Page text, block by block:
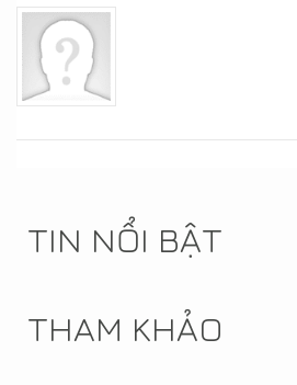
TIN NỔI BẬT
THAM KHẢO